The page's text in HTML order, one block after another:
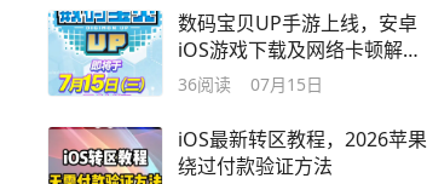
数码宝贝UP手游上线，安卓
iOS游戏下载及网络卡顿解决
方法
36阅读 07月15日
iOS最新转区教程，2026苹果
绕过付款验证方法